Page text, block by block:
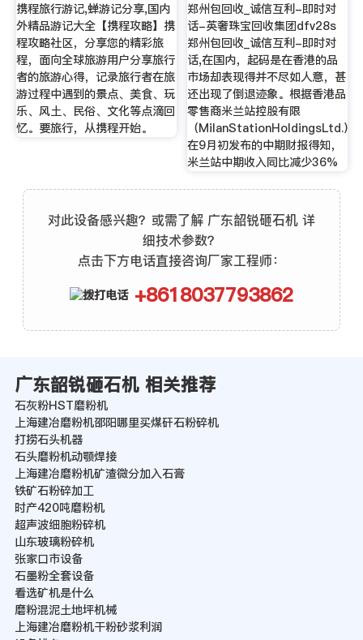
携程旅行游记,蝉游记分享,国内
外精品游记大全【携程攻略】携
程攻略社区，分享您的精彩旅
程，面向全球旅游用户分享旅行
者的旅游心得，记录旅行者在旅
游过程中遇到的景点、美食、玩
乐、风土、民俗、文化等点滴回
忆。要旅行，从携程开始。
郑州包回收_诚信互利-即时对
话-英奢珠宝回收集团dfv28s
郑州包回收_诚信互利-即时对
话,在国内，起码是在香港的品
市场却表现得并不尽如人意，甚
还出现了倒退迹象。根据香港品
零售商米兰站控股有限
（MilanStationHoldingsLtd.）
在9月初发布的中期财报得知，
米兰站中期收入同比减少36%
对此设备感兴趣？或需了解 广东韶锐砸石机 详
细技术参数？
点击下方电话直接咨询厂家工程师：
+8618037793862
广东韶锐砸石机 相关推荐
石灰粉HST磨粉机
上海建冶磨粉机邵阳哪里买煤矸石粉碎机
打捞石头机器
石头磨粉机动颚焊接
上海建冶磨粉机矿渣微分加入石膏
铁矿石粉碎加工
时产420吨磨粉机
超声波细胞粉碎机
山东玻璃粉碎机
张家口市设备
石墨粉全套设备
看选矿机是什么
磨粉混泥土地坪机械
上海建冶磨粉机干粉砂浆利润